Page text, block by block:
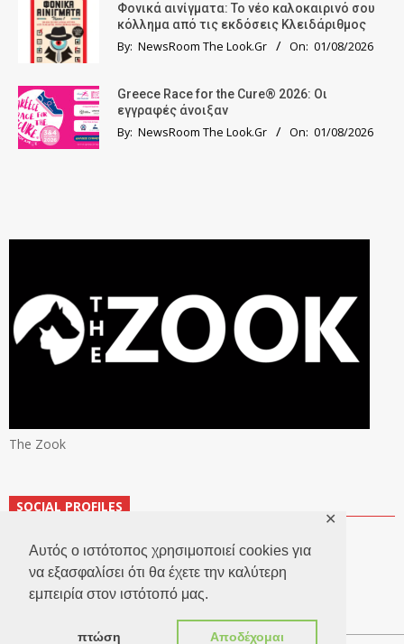
Αυτός ο ιστότοπος χρησιμοποιεί cookies για
να εξασφαλίσει ότι θα έχετε την καλύτερη
εμπειρία στον ιστότοπό μας.
πτώση Αποδέχομαι
✕
Φονικά αινίγματα: Το νέο καλοκαιρινό σου
κόλλημα από τις εκδόσεις Κλειδάριθμος
By: NewsRoom The Look.Gr On: 01/08/2026
Greece Race for the Cure® 2026: Οι
εγγραφές άνοιξαν
By: NewsRoom The Look.Gr On: 01/08/2026
The Zook
SOCIAL PROFILES